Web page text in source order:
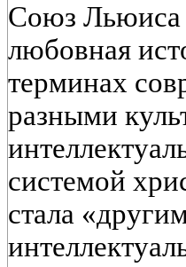
Союз Льюиса
любовная
терминах
разными
системой
стала